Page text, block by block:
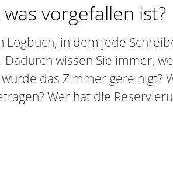
vorgefallen ist?
in dem jede
wissen Sie immer,
das Zimmer gereinigt?
Wer hat die